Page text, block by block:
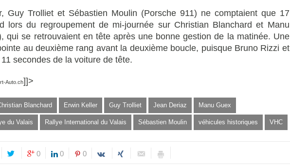
Guy Trolliet et Sébastien Moulin (Porsche 911) ne comptaient que 17
lors du regroupement de mi-journée sur Christian Blanchard et Manu
qui se retrouvaient en tête après une bonne gestion de la matinée. Une
au deuxième rang avant la deuxième boucle, puisque Bruno Rizzi et
secondes de la voiture de tête.
Auto.ch]]>
Blanchard Erwin Keller Guy Trolliet Jean Deriaz Manu Guex
du Valais Rallye International du Valais Sébastien Moulin véhicules historiques VHC
0 0 0